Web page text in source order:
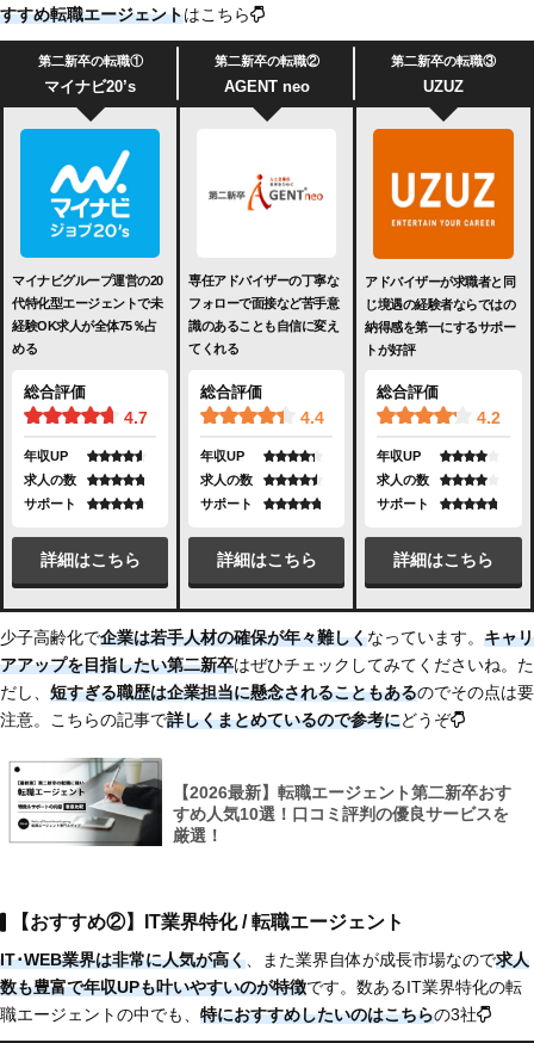
すすめ転職エージェントはこちら
第二新卒の転職①
マイナビ20’s
第二新卒の転職②
AGENT neo
第二新卒の転職③
UZUZ
マイナビグループ運営の20
代特化型エージェントで未
経験OK求人が全体75％占
める
総合評価
4.7
年収UP
求人の数
サポート
詳細はこちら
専任アドバイザーの丁寧な
フォローで面接など苦手意
識のあることも自信に変え
てくれる
総合評価
4.4
年収UP
求人の数
サポート
詳細はこちら
アドバイザーが求職者と同
じ境遇の経験者ならではの
納得感を第一にするサポー
トが好評
総合評価
4.2
年収UP
求人の数
サポート
詳細はこちら
少子高齢化で企業は若手人材の確保が年々難しくなっています。 キャリ
アアップを目指したい第二新卒はぜひチェックしてみてくださいね。た
だし、 短すぎる職歴は企業担当に懸念されることもあるのでその点は要
注意。こちらの記事で詳しくまとめているので参考にどうぞ
【2026最新】転職エージェント第二新卒おす
すめ人気10選！口コミ評判の優良サービスを
厳選！
【おすすめ②】IT業界特化 / 転職エージェント
IT･WEB業界は非常に人気が高く 、また業界自体が成長市場なので求人
数も豊富で年収UPも叶いやすいのが特徴です。数あるIT業界特化の転
職エージェントの中でも、 特におすすめしたいのはこちらの3社